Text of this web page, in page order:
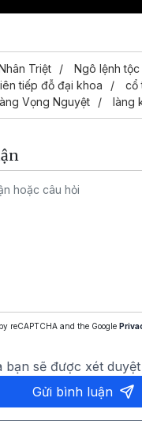
Triệt Ngô lệnh tộc
tiếp đỗ đại khoa cổ
Vọng Nguyệt làng
reCAPTCHA and the Google
bạn sẽ được xét
Gửi bình luận